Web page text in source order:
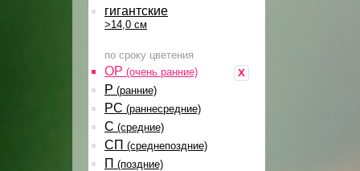
гигантские
>14,0 см
по сроку цветения
x
ОР (очень ранние)
Р (ранние)
РС (раннесредние)
С (средние)
СП (среднепоздние)
П (поздние)